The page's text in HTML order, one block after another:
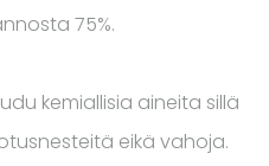
75%.
kemiallisia aineita sillä
eikä vahoja.